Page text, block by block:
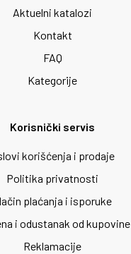
Aktuelni katalozi
Kontakt
FAQ
Kategorije
Korisnički servis
korišćenja i prodaje
Politika privatnosti
plaćanja i isporuke
i odustanak od kupovine
Reklamacije